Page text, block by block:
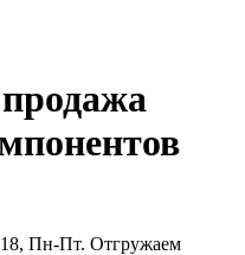
Пн-Пт. Отгружаем